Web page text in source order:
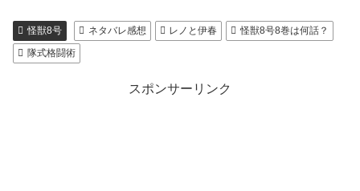
怪獣8号 ネタバレ感想 レノと伊春
怪獣8号8巻は何話？
隊式格闘術
スポンサーリンク